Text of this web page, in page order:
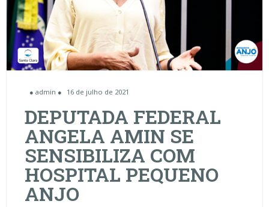
● admin ● 16 de julho de 2021
DEPUTADA FEDERAL
ANGELA AMIN SE
SENSIBILIZA COM
HOSPITAL PEQUENO
ANJO